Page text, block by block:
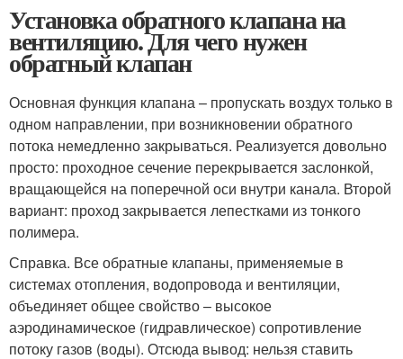
Установка обратного клапана на
вентиляцию. Для чего нужен
обратный клапан
Основная функция клапана – пропускать воздух только в
одном направлении, при возникновении обратного
потока немедленно закрываться. Реализуется довольно
просто: проходное сечение перекрывается заслонкой,
вращающейся на поперечной оси внутри канала. Второй
вариант: проход закрывается лепестками из тонкого
полимера.
Справка. Все обратные клапаны, применяемые в
системах отопления, водопровода и вентиляции,
объединяет общее свойство – высокое
аэродинамическое (гидравлическое) сопротивление
потоку газов (воды). Отсюда вывод: нельзя ставить